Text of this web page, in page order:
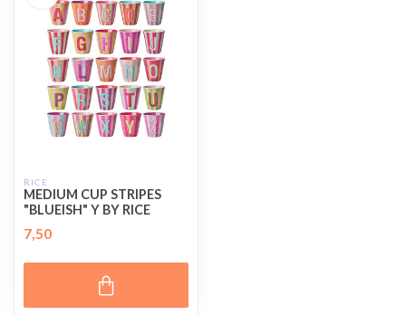
RICE
MEDIUM CUP STRIPES
"BLUEISH" Y BY RICE
7,50